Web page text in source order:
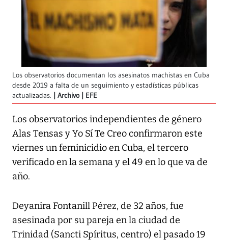
Los observatorios documentan los asesinatos machistas en Cuba
desde 2019 a falta de un seguimiento y estadísticas públicas
actualizadas.
Archivo | EFE
Los observatorios independientes de género
Alas Tensas y Yo Sí Te Creo confirmaron este
viernes un feminicidio en Cuba, el tercero
verificado en la semana y el 49 en lo que va de
año.
Deyanira Fontanill Pérez, de 32 años, fue
asesinada por su pareja en la ciudad de
Trinidad (Sancti Spíritus, centro) el pasado 19